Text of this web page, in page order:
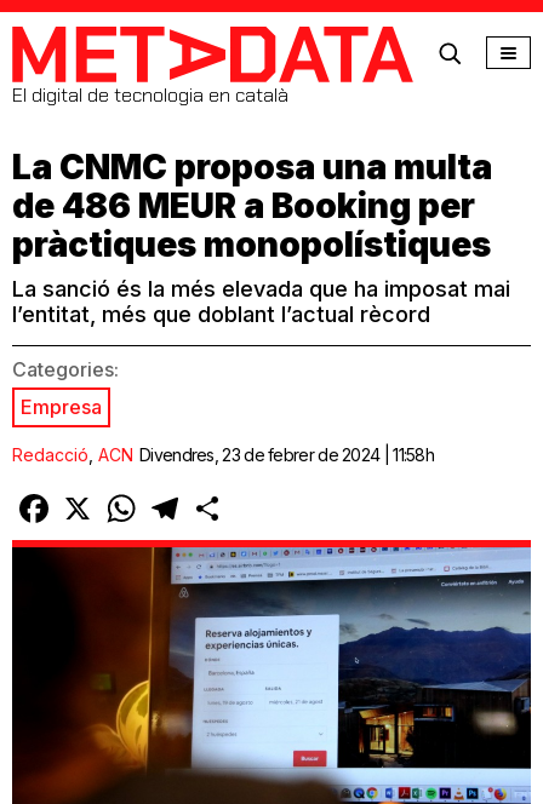
MetaData
El digital de tecnologia en català
La CNMC proposa una multa
de 486 MEUR a Booking per
pràctiques monopolístiques
La sanció és la més elevada que ha imposat mai
l’entitat, més que doblant l’actual rècord
Categories:
Empresa
Redacció ACN Divendres, 23 de febrer de 2024 | 11:58h
Facebook
X WhatsAppTelegram